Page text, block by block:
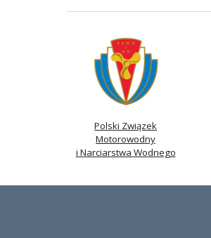
Polski Związek
Motorowodny
i Narciarstwa Wodnego